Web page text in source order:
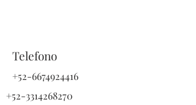
Telefono
+52-6674924416
+52-3314268270